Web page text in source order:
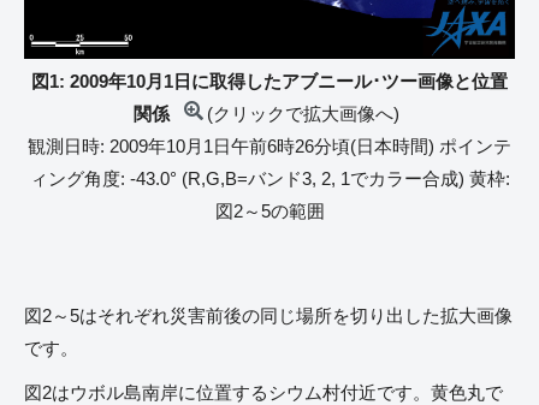
図1: 2009年10月1日に取得したアブニール･ツー画像と位置
関係
(クリックで拡大画像へ)
観測日時: 2009年10月1日午前6時26分頃(日本時間) ポインテ
ィング角度: -43.0° (R,G,B=バンド3, 2, 1でカラー合成) 黄枠:
図2～5の範囲
図2～5はそれぞれ災害前後の同じ場所を切り出した拡大画像
です。
図2はウボル島南岸に位置するシウム村付近です。黄色丸で